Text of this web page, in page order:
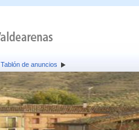
Tablón de anuncios